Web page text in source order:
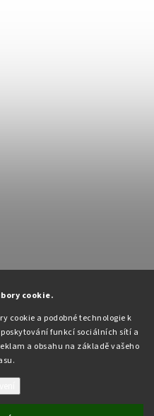
cookie.
cookie a podobné technologie k
funkcí sociálních sítí a
a obsahu na základě vašeho
práva vyhrazena.